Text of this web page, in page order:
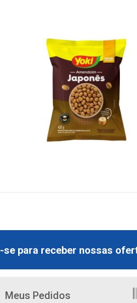
se para receber nossas
Meus Pedidos